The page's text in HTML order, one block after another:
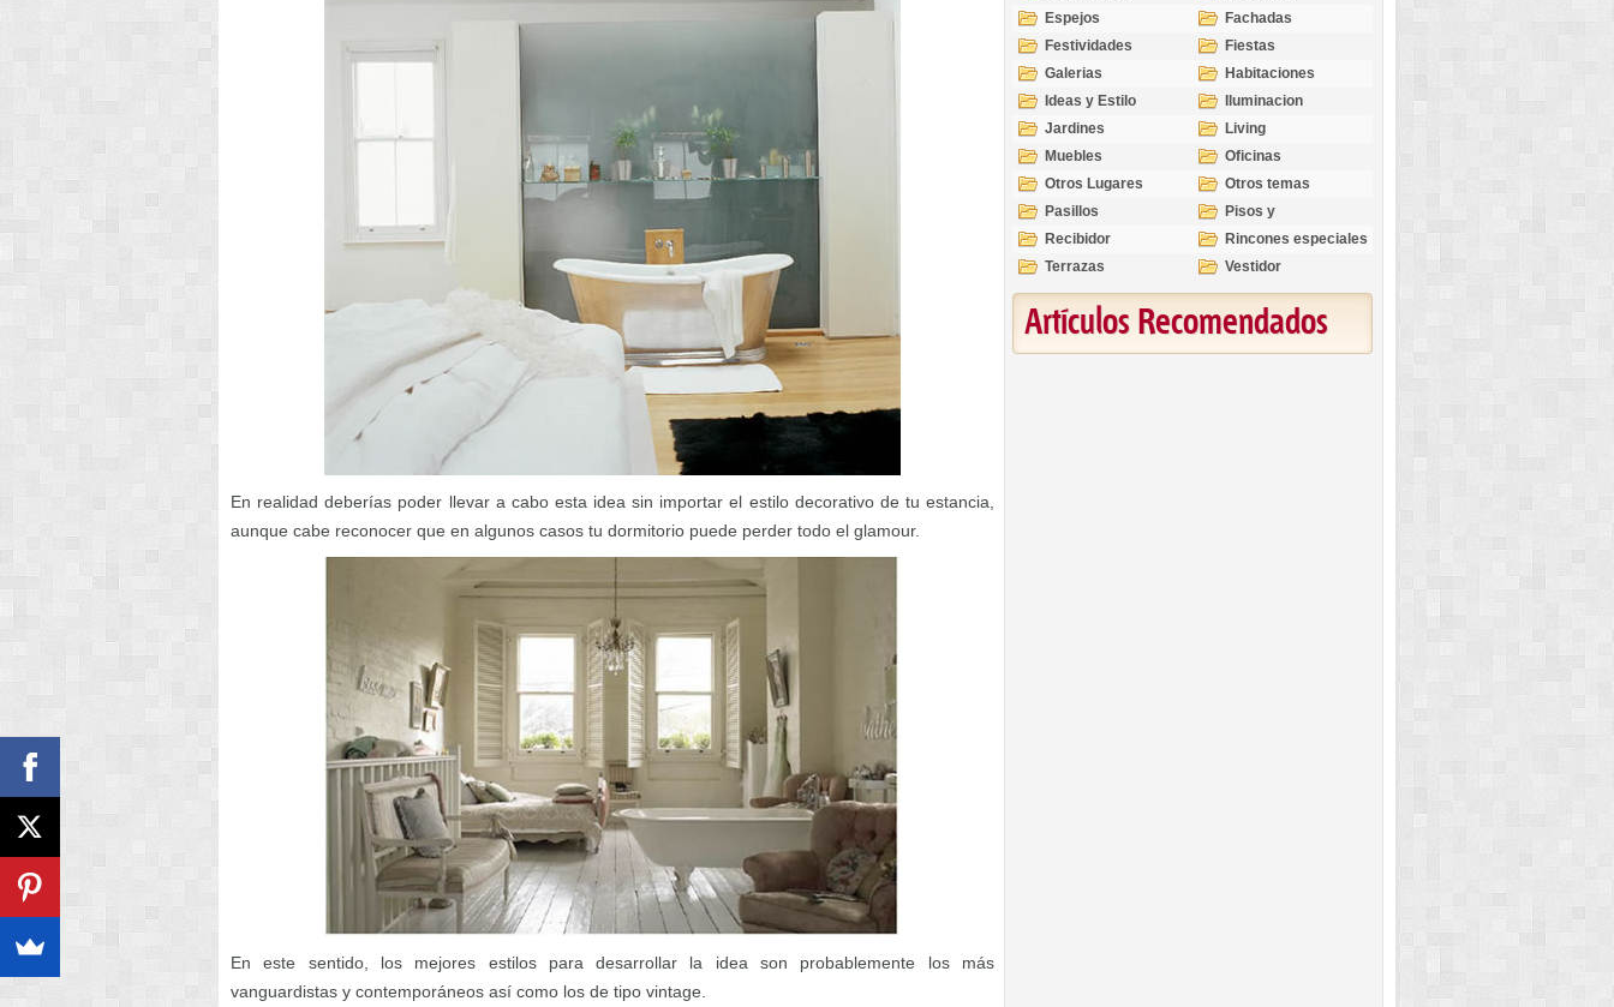
En realidad deberías poder llevar a cabo esta idea sin importar el estilo decorativo de tu estancia,
aunque cabe reconocer que en algunos casos tu dormitorio puede perder todo el glamour.
En este sentido, los mejores estilos para desarrollar la idea son probablemente los más
vanguardistas y contemporáneos así como los de tipo vintage.
Espejos
Fachadas
Festividades
Fiestas
Galerias
Habitaciones
Ideas y Estilo
Iluminacion
Jardines
Living
Muebles
Oficinas
Otros Lugares
Otros temas
Pasillos
Pisos y
revestimientos
Recibidor
Rincones especiales
Terrazas
Vestidor
Artículos Recomendados